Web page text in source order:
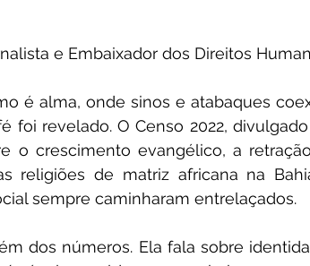
e Embaixador dos Direitos
é alma, onde sinos e atabaques
foi revelado. O Censo 2022,
o crescimento evangélico, a
religiões de matriz africana na
sempre caminharam entrelaçados.
dos números. Ela fala sobre